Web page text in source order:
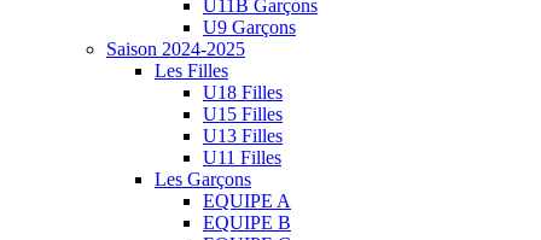
U11B Garçons
U9 Garçons
Saison 2024-2025
Les Filles
U18 Filles
U15 Filles
U13 Filles
U11 Filles
Les Garçons
EQUIPE A
EQUIPE B